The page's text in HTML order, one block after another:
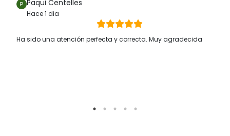
Paqui Centelles
Hace 1 dia
Ha sido una atención perfecta y correcta. Muy agradecida